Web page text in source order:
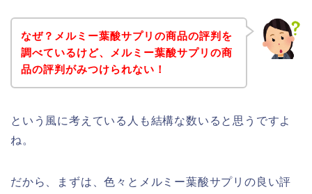
なぜ？メルミー葉酸サプリの商品の評判を
調べているけど、メルミー葉酸サプリの商
品の評判がみつけられない！
という風に考えている人も結構な数いると思うですよ
ね。
だから、まずは、色々とメルミー葉酸サプリの良い評